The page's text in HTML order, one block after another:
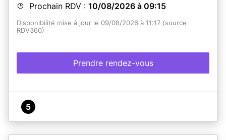
Prochain RDV : 10/08/2026 à 09:15
Disponibilité mise à jour le 09/08/2026 à 11:17 (source
RDV360)
Prendre rendez-vous
5